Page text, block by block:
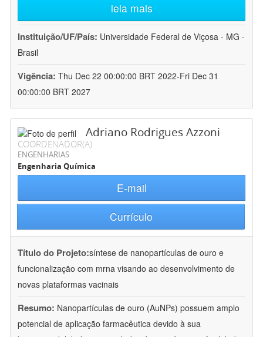
leia mais
Instituição/UF/País: Universidade Federal de Viçosa - MG -
Brasil
Vigência: Thu Dec 22 00:00:00 BRT 2022-Fri Dec 31
00:00:00 BRT 2027
Adriano Rodrigues Azzoni
COORDENADOR(A)
ENGENHARIAS
Engenharia Química
E-mail
Currículo
Título do Projeto:síntese de nanopartículas de ouro e
funcionalização com mrna visando ao desenvolvimento de
novas plataformas vacinais
Resumo: Nanopartículas de ouro (AuNPs) possuem amplo
potencial de aplicação farmacêutica devido à sua